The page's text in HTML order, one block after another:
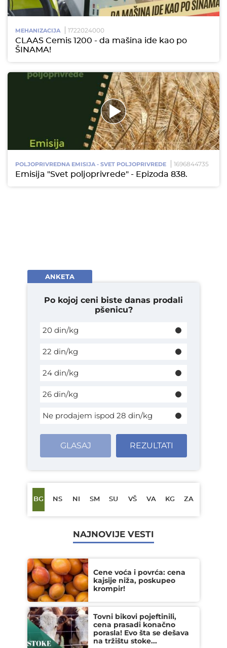
MEHANIZACIJA 1722024000
CLAAS Cemis 1200 - da mašina ide kao po
ŠINAMA!
POLJOPRIVREDNA EMISIJA - SVET POLJOPRIVREDE 1696844735
Emisija "Svet poljoprivrede" - Epizoda 838.
ANKETA
Po kojoj ceni biste danas prodali
pšenicu?
20 din/kg
22 din/kg
24 din/kg
26 din/kg
Ne prodajem ispod 28 din/kg
GLASAJ REZULTATI
BG NS NI SM SU VŠ VA KG ZA
NAJNOVIJE VESTI
Cene voća i povrća: cena
kajsije niža, poskupeo
krompir!
Tovni bikovi pojeftinili,
cena prasadi konačno
porasla! Evo šta se dešava
na tržištu stoke...